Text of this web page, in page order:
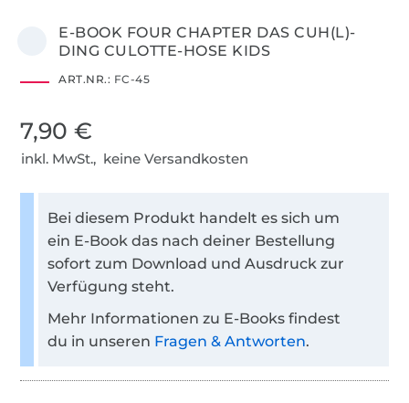
E-BOOK FOUR CHAPTER DAS CUH(L)-
DING CULOTTE-HOSE KIDS
ART.NR.: FC-45
7,90 €
inkl. MwSt., keine Versandkosten
Bei diesem Produkt handelt es sich um
ein E-Book das nach deiner Bestellung
sofort zum Download und Ausdruck zur
Verfügung steht.
Mehr Informationen zu E-Books findest
du in unseren Fragen & Antworten.